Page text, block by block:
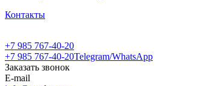
Контакты
+7 985 767-40-20
+7 985 767-40-20Telegram/WhatsApp
Заказать звонок
E-mail